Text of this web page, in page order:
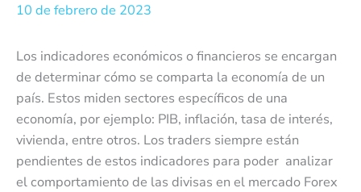
10 de febrero de 2023
Los indicadores económicos o financieros se encargan
de determinar cómo se comparta la economía de un
país. Estos miden sectores específicos de una
economía, por ejemplo: PIB, inflación, tasa de interés,
vivienda, entre otros. Los traders siempre están
pendientes de estos indicadores para poder analizar
el comportamiento de las divisas en el mercado Forex